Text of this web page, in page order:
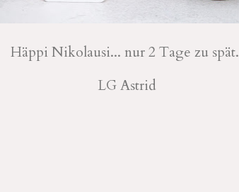
Häppi Nikolausi... nur 2 Tage zu spät.
LG Astrid